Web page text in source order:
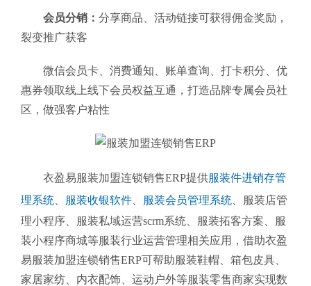
会员分销： 分享商品、活动链接可获得佣金奖励，
裂变推广获客
微信会员卡、消费通知、账单查询、打卡积分、优
惠券领取线上线下会员权益互通，打造品牌专属会员社
区，做强客户粘性
衣盈易服装加盟连锁销售ERP提供服装件进销存管
理系统
服装收银软件 服装会员管理系统
服装店管
理小程序、服装私域运营scrm系统、服装拓客方案、服
装小程序商城等服装行业运营管理相关应用，借助衣盈
易服装加盟连锁销售ERP可帮助服装鞋帽、箱包皮具、
家居家纺、内衣配饰、运动户外等服装零售商家实现数